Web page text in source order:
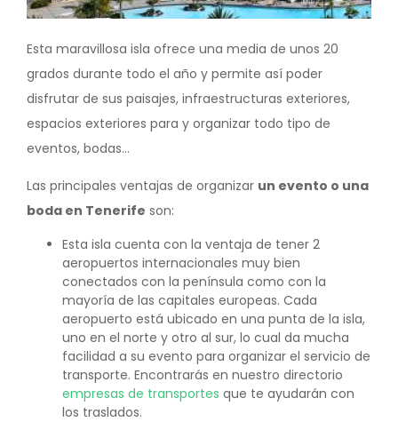
Esta maravillosa isla ofrece una media de unos 20
grados durante todo el año y permite así poder
disfrutar de sus paisajes, infraestructuras exteriores,
espacios exteriores para y organizar todo tipo de
eventos, bodas…
Las principales ventajas de organizar un evento o una
boda en Tenerife son:
Esta isla cuenta con la ventaja de tener 2
aeropuertos internacionales muy bien
conectados con la península como con la
mayoría de las capitales europeas. Cada
aeropuerto está ubicado en una punta de la isla,
uno en el norte y otro al sur, lo cual da mucha
facilidad a su evento para organizar el servicio de
transporte. Encontrarás en nuestro directorio
empresas de transportes que te ayudarán con
los traslados.